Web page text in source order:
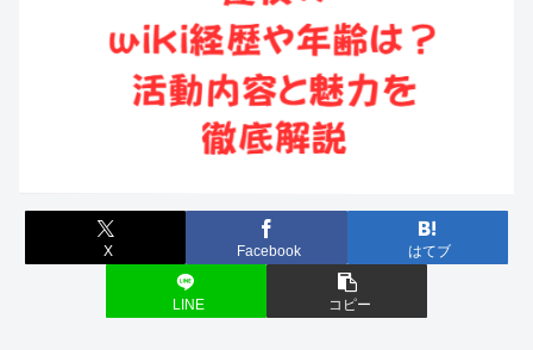
X Facebook はてブ
LINE コピー